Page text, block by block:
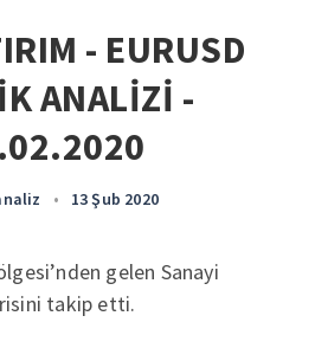
- EURUSD
ANALİZİ -
• 13 Şub 2020
gelen Sanayi
takip etti.